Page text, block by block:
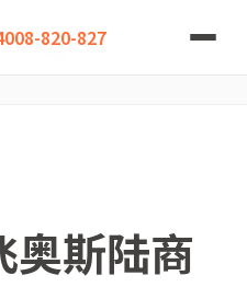
820-827
从熊猫故乡到北欧峡湾的舒适
斯陆商